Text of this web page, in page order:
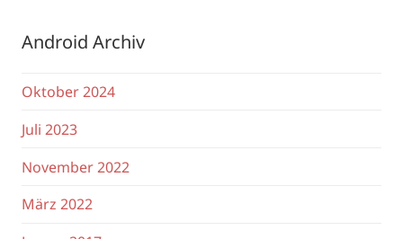
Android Archiv
Oktober 2024
Juli 2023
November 2022
März 2022